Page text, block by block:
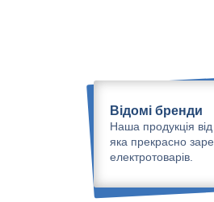
Відомі бренди
Наша продукція від
яка прекрасно
електротоварів.